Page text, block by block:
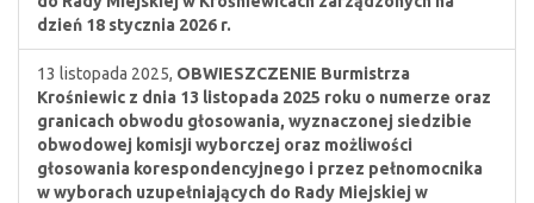
dzień 18 stycznia 2026 r.
13 listopada 2025, OBWIESZCZENIE Burmistrza
Krośniewic z dnia 13 listopada 2025 roku o numerze oraz
granicach obwodu głosowania, wyznaczonej siedzibie
obwodowej komisji wyborczej oraz możliwości
głosowania korespondencyjnego i przez pełnomocnika
w wyborach uzupełniających do Rady Miejskiej w